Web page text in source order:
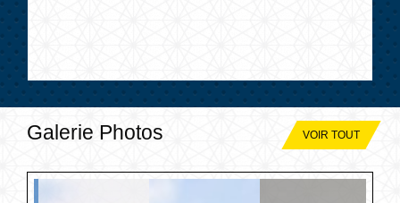
Galerie Photos VOIR TOUT